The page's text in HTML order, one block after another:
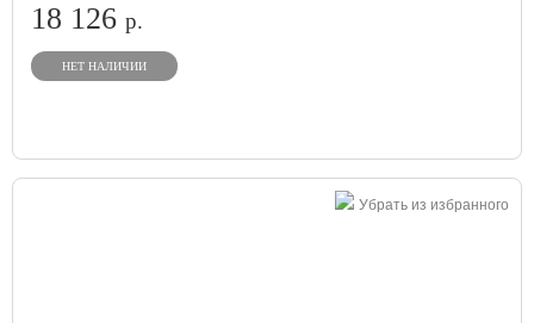
18 126 р.
НЕТ НАЛИЧИИ
Убрать из избранного